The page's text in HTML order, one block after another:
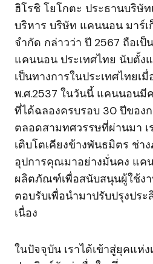
ฮิโรชิ โยโกตะ ประธานบริษั
บริหาร บริษัท แคนนอน มาร์
จำกัด กล่าวว่า ปี 2567 ถือเ
แคนนอน ประเทศไทย นับตั้ง
เป็นทางการในประเทศไทยเ
พ.ศ.2537 ในวันนี้ แคนนอนมี
ที่ได้ฉลองครบรอบ 30 ปีของ
ตลอดสามทศวรรษที่ผ่านมา เ
เติบโตเคียงข้างพันธมิตร ช่า
อุปการคุณมาอย่างมั่นคง แค
ผลิตภัณฑ์เพื่อสนับสนุนผู้ใช้งา
ตอบรับเพื่อนำมาปรับปรุงปร
เนื่อง
ในปัจจุบัน เราได้เข้าสู่ยุคแห่